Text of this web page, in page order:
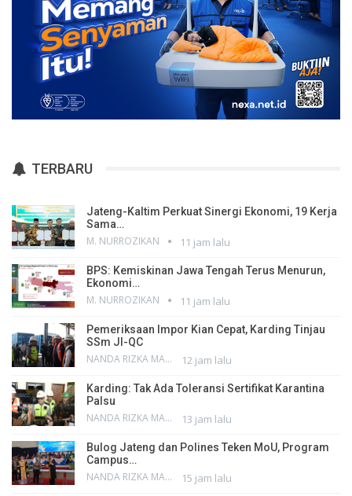
TERBARU
Jateng-Kaltim Perkuat Sinergi Ekonomi, 19 Kerja
Sama…
M. NURROZIKAN 11 jam lalu
BPS: Kemiskinan Jawa Tengah Terus Menurun,
Ekonomi…
M. NURROZIKAN 11 jam lalu
Pemeriksaan Impor Kian Cepat, Karding Tinjau
SSm JI-QC
NANDA RIZKA MAHENDRA 12 jam lalu
Karding: Tak Ada Toleransi Sertifikat Karantina
Palsu
NANDA RIZKA MAHENDRA 13 jam lalu
Bulog Jateng dan Polines Teken MoU, Program
Campus…
NANDA RIZKA MAHENDRA 15 jam lalu